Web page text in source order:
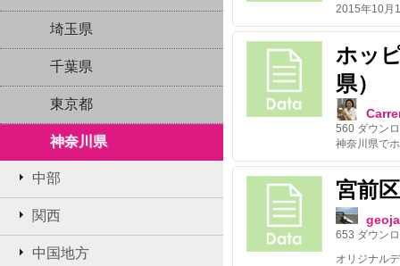
埼玉県
千葉県
東京都
神奈川県
中部
関西
中国地方
ホッ
県）
560 ダウン
宮前
653 ダウン
オリジナル